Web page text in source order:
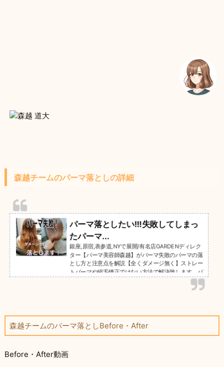
森越チームのパーマ落としの詳細
パーマ落としたい!!!失敗してしまっ
たパーマ...
銀座,原宿,表参道,NYで展開/有名店GARDENディレク
ター【パーマ美容師森越】がパーマ失敗のパーマの落
とし方と注意点を解説【全くダメージ無く】ストレー
トパーマや縮毛矯正ではない方法で解決致します。パ
ーマでチリチリ、バサバサになった髪の毛も、お直し
可能です。月間５０人以上のチリチリパーマをパーマ
務。パーマの失敗理由、パーマ失敗改善策、今後の注
意事項、失敗改善ビフォー、アフター掲載。
森越チームのパーマ落としBefore・After
Before・After動画